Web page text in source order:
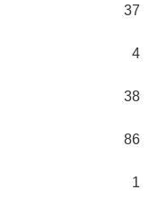
37
4
38
86
1